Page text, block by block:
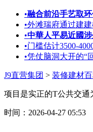
•融合前沿手艺取
•外滩瑞府通过建
•中華人平易近國
•门槛估计3500-
•凭仗脑洞大开的“
J9直营集团 > 装修建材
项目是实正的T公共交
时间：2026-04-27 05:53